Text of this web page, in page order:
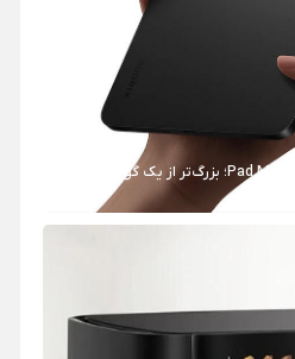
بررسی جامع تبلت شیائومی مدل Pad Mini؛ بزرگ‌تر از یک گوشی